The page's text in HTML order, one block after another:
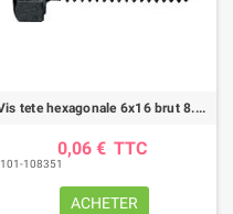
Vis tete hexagonale 6x16 brut 8.8 ft (boite de 200)
0,06 € TTC
101-108351
ACHETER